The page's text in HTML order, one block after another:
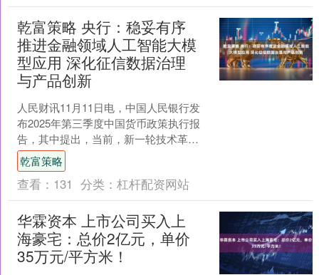
乾富策略 央行：稳妥有序
推进金融领域人工智能大模
型应用 深化征信数据治理
与产品创新
人民财讯11月11日电，中国人民银行发
布2025年第三季度中国货币政策执行报
告，其中提出，当前，新一轮技术革命
孕育兴起，金融与数字技术的融合方兴
未艾，发展空间广....
乾富策略
查看： 131 分类： 杠杆配资网站
华霖资本 上市公司买入上
海豪宅：总价2亿元，单价
35万元/平方米！